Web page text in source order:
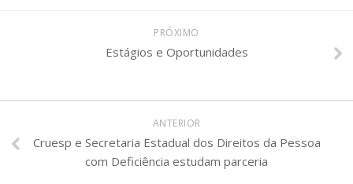
PRÓXIMO
Estágios e Oportunidades
ANTERIOR
Cruesp e Secretaria Estadual dos Direitos da Pessoa
com Deficiência estudam parceria